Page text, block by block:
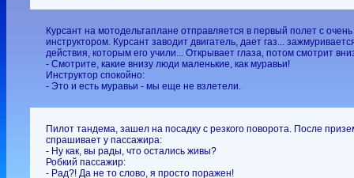
Курсант на мотодельтаплане отправляется в первый полет с
инструктором. Курсант заводит двигатель, дает газ...
действия, которым его учили... Открывает глаза, потом смотрит
- Смотрите, какие внизу люди маленькие, как муравьи!
Инструктор спокойно:
- Это и есть муравьи - мы еще не взлетели.
Пилот тандема, зашел на посадку с резкого поворота. После
спрашивает у пассажира:
- Ну как, вы рады, что остались живы?
Робкий пассажир:
- Рад?! Да не то слово, я просто поражен!